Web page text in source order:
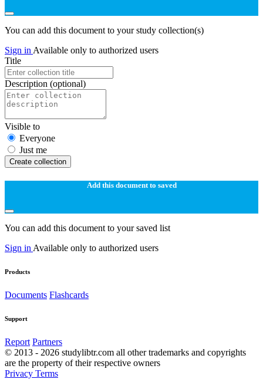
You can add this document to your study collection(s)
Sign in Available only to authorized users
Title
Description (optional)
Visible to
Everyone
Just me
Create collection
Add this document to saved
You can add this document to your saved list
Sign in Available only to authorized users
Products
Documents Flashcards
Support
Report Partners
© 2013 - 2026 studylibtr.com all other trademarks and copyrights
are the property of their respective owners
Privacy Terms